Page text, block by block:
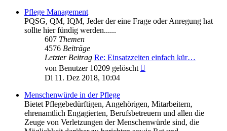
Pflege Management
PQSG, QM, IQM, Jeder der eine Frage oder Anregung hat
sollte hier fündig werden......
607 Themen
4576 Beiträge
Letzter Beitrag Re: Einsatzzeiten einfach kür…
von Benutzer 10209 gelöscht
Di 11. Dez 2018, 10:04
Menschenwürde in der Pflege
Bietet Pflegebedürftigen, Angehörigen, Mitarbeitern,
ehrenamtlich Engagierten, Berufsbetreuern und allen die
Zeuge von Verletzungen der Menschenwürde sind, die